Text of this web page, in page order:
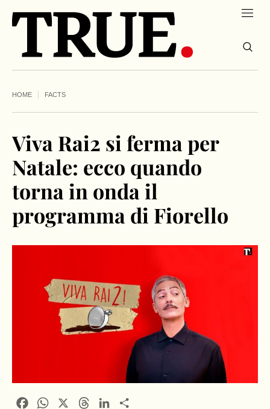
HOME FACTS
Viva Rai2 si ferma per
Natale: ecco quando
torna in onda il
programma di Fiorello
FacebookWhatsApp ThreadsLinkedIn